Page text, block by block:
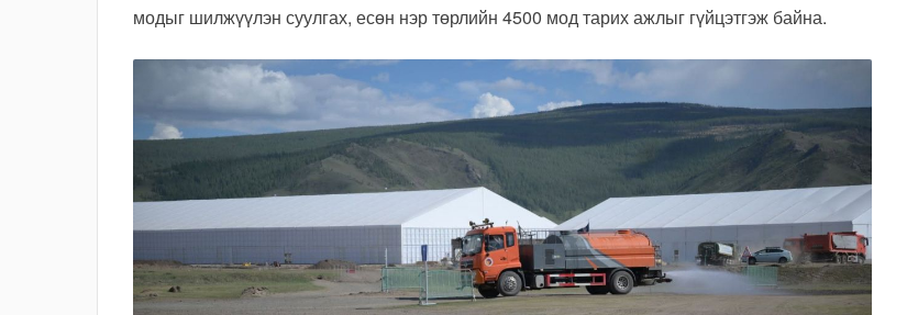
модыг шилжүүлэн суулгах, есөн нэр төрлийн 4500 мод тарих ажлыг гүйцэтгэж байна.